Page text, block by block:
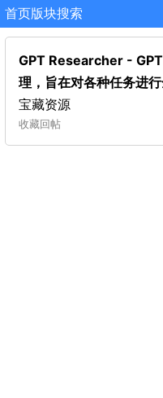
首页版块搜索
GPT Researcher -
理，旨在对各种任务进
宝藏资源
收藏回帖